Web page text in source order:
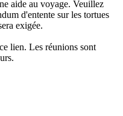
aide au voyage. Veuillez
d'entente sur les tortues
exigée.
lien. Les réunions sont